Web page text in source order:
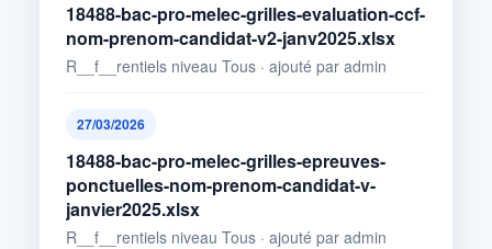
18488-bac-pro-melec-grilles-evaluation-ccf-
nom-prenom-candidat-v2-janv2025.xlsx
R__f__rentiels niveau Tous · ajouté par admin
27/03/2026
18488-bac-pro-melec-grilles-epreuves-
ponctuelles-nom-prenom-candidat-v-
janvier2025.xlsx
R__f__rentiels niveau Tous · ajouté par admin